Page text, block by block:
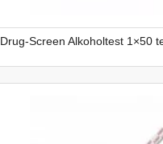
Drug-Screen Alkoholtest 1×50